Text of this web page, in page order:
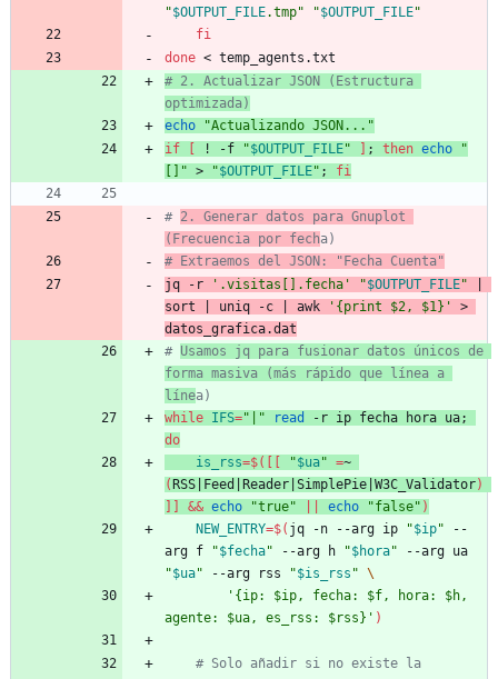
"$OUTPUT_FILE.tmp" "$OUTPUT_FILE"
fi
done < temp_agents.txt
# 2. Actualizar JSON (Estructura
optimizada)
echo
"Actualizando JSON..."
if
! -f "$OUTPUT_FILE" ; then echo
"
[]" > "$OUTPUT_FILE" ; fi
# 2. Generar datos para Gnuplot
(Frecuencia por fecha)
# Extraemos del JSON: "Fecha Cuenta"
jq -r
'.visitas[].fecha' "$OUTPUT_FILE"
sort
uniq -c awk '{print $2, $1}'
>
datos_grafica.dat
# Usamos jq para fusionar datos únicos de
forma masiva (más rápido que línea a
línea)
while IFS="|" read -r ip fecha hora ua;
do
is_rss=$( "$ua" =
( RSS Feed Reader SimplePie W3C_Validator)
&& echo "true" echo "false" )
NEW_ENTRY=$( jq -n --arg ip "$ip" --
arg f
"$fecha" --arg h "$hora"
"$ua" --arg rss "$is_rss " \
'{ip: $ip, fecha: $f, hora: $h,
agente: $ua, es_rss: $rss}' )
# Solo añadir si no existe la